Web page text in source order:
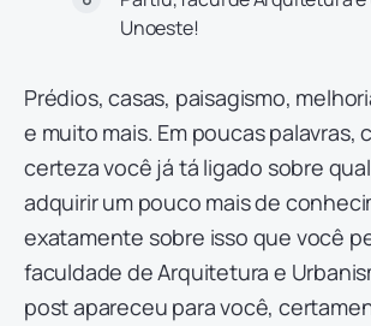
Unoeste!
Prédios, casas, paisagismo,
e muito mais. Em poucas palavras,
certeza você já tá ligado sobre
adquirir um pouco mais de
exatamente sobre isso que você
faculdade de Arquitetura e
post apareceu para você,